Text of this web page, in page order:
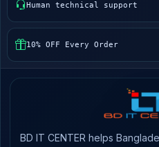
Human technical support
10% OFF Every Order
BD IT CENTER helps